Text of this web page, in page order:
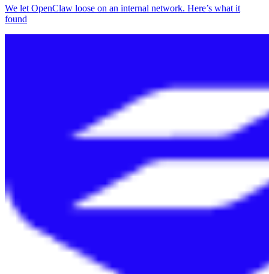
We let OpenClaw loose on an internal network. Here’s what it
found